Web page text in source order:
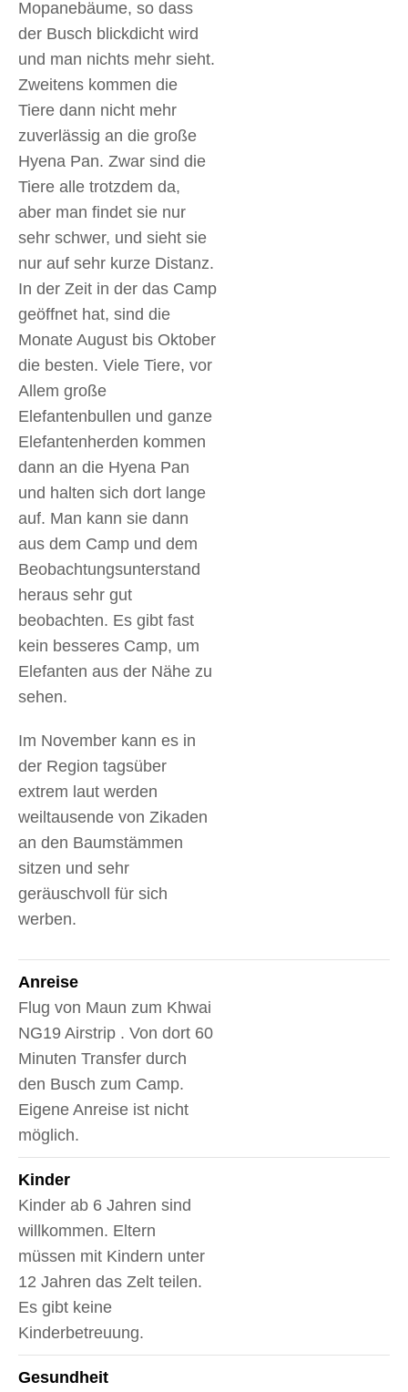
Mopanebäume, so dass
der Busch blickdicht wird
und man nichts mehr sieht.
Zweitens kommen die
Tiere dann nicht mehr
zuverlässig an die große
Hyena Pan. Zwar sind die
Tiere alle trotzdem da,
aber man findet sie nur
sehr schwer, und sieht sie
nur auf sehr kurze Distanz.
In der Zeit in der das Camp
geöffnet hat, sind die
Monate August bis Oktober
die besten. Viele Tiere, vor
Allem große
Elefantenbullen und ganze
Elefantenherden kommen
dann an die Hyena Pan
und halten sich dort lange
auf. Man kann sie dann
aus dem Camp und dem
Beobachtungsunterstand
heraus sehr gut
beobachten. Es gibt fast
kein besseres Camp, um
Elefanten aus der Nähe zu
sehen.
Im November kann es in
der Region tagsüber
extrem laut werden
weiltausende von Zikaden
an den Baumstämmen
sitzen und sehr
geräuschvoll für sich
werben.
Anreise
Flug von Maun zum Khwai
NG19 Airstrip . Von dort 60
Minuten Transfer durch
den Busch zum Camp.
Eigene Anreise ist nicht
möglich.
Kinder
Kinder ab 6 Jahren sind
willkommen. Eltern
müssen mit Kindern unter
12 Jahren das Zelt teilen.
Es gibt keine
Kinderbetreuung.
Gesundheit